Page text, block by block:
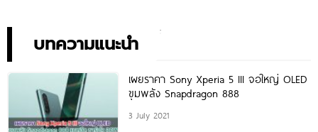
บทความแนะนำ
เผยราคา Sony Xperia 5 III จอใหญ่ OLED
ขุมพลัง Snapdragon 888
3 July 2021